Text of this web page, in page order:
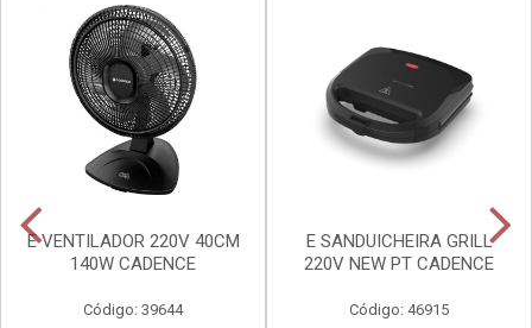
E VENTILADOR 220V 40CM
140W CADENCE
Código: 39644
E SANDUICHEIRA GRILL
220V NEW PT CADENCE
Código: 46915